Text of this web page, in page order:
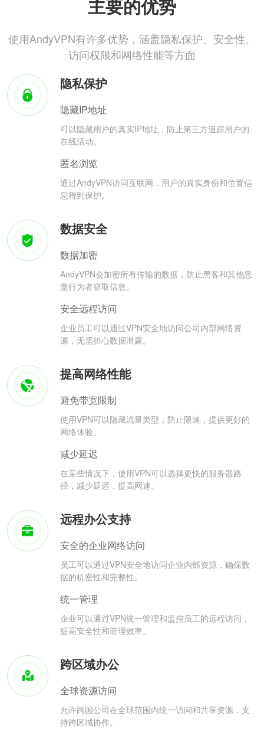
主要的优势
使用AndyVPN有许多优势，涵盖隐私保护、安全性、
访问权限和网络性能等方面
隐私保护
隐藏IP地址
可以隐藏用户的真实IP地址，防止第三方追踪用户的
在线活动。
匿名浏览
通过AndyVPN访问互联网，用户的真实身份和位置信
息得到保护。
数据安全
数据加密
AndyVPN会加密所有传输的数据，防止黑客和其他恶
意行为者窃取信息。
安全远程访问
企业员工可以通过VPN安全地访问公司内部网络资
源，无需担心数据泄露。
提高网络性能
避免带宽限制
使用VPN可以隐藏流量类型，防止限速，提供更好的
网络体验。
减少延迟
在某些情况下，使用VPN可以选择更快的服务器路
径，减少延迟，提高网速。
远程办公支持
安全的企业网络访问
员工可以通过VPN安全地访问企业内部资源，确保数
据的机密性和完整性。
统一管理
企业可以通过VPN统一管理和监控员工的远程访问，
提高安全性和管理效率。
跨区域办公
全球资源访问
允许跨国公司在全球范围内统一访问和共享资源，支
持跨区域协作。